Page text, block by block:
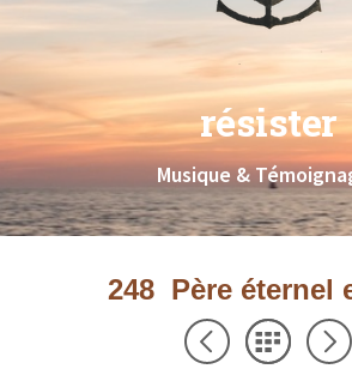
résister
Musique &
248 Père éternel